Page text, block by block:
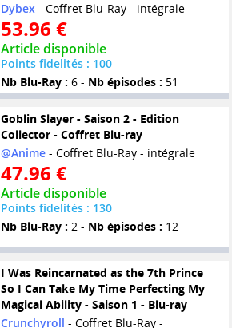
Dybex- Coffret Blu-Ray - intégrale
53.96 €
Article disponible
Points fidelités : 100
Nb Blu-Ray : 6 - Nb épisodes : 51
Goblin Slayer - Saison 2 - Edition
Collector - Coffret Blu-ray
@Anime- Coffret Blu-Ray - intégrale
47.96 €
Article disponible
Points fidelités : 130
Nb Blu-Ray : 2 - Nb épisodes : 12
I Was Reincarnated as the 7th Prince
So I Can Take My Time Perfecting My
Magical Ability - Saison 1 - Blu-ray
Crunchyroll - Coffret Blu-Ray -